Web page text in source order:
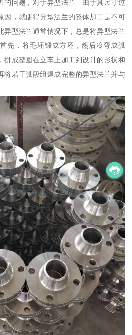
的问题，对于异型法兰，由于其尺寸过
因，就使得异型法兰的整体加工是不可
异型法兰通常情况下，总是将异型法兰
先，将毛坯锻成方坯，然后冷弯成弧
拼成整圆在立车上加工到设计的形状和
将若干弧段组焊成完整的异型法兰并与